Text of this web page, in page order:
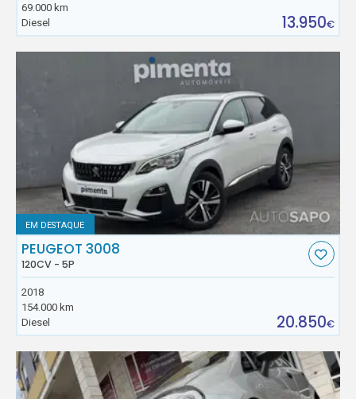
69.000 km
Diesel
13.950€
EM DESTAQUE
PEUGEOT 3008
120CV - 5P
2018
154.000 km
Diesel
20.850€